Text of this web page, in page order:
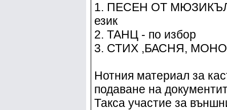
1. ПЕСЕН ОТ
език
2. ТАНЦ - по избор
3. СТИХ ,БАСНЯ,
Нотния материал за
подаване на
Такса участие за